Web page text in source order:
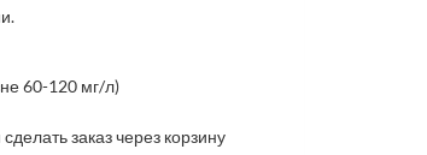
60-120 мг/л)
заказ через корзину